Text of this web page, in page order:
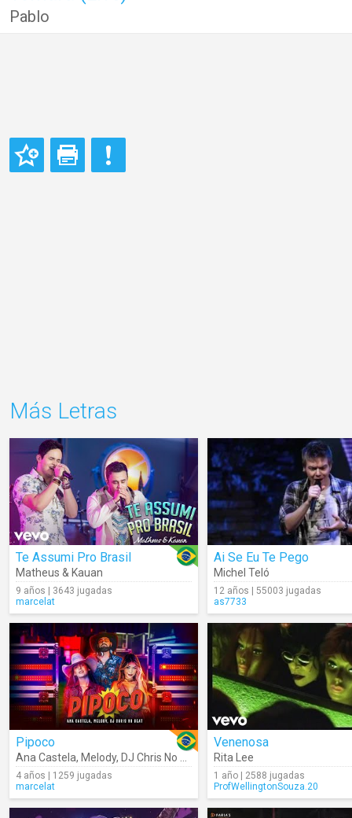
Pablo
Más Letras
Te Assumi Pro Brasil
Matheus & Kauan
9 años | 3643 jugadas
marcelat
Ai Se Eu Te Pego
Michel Teló
12 años | 55003 jugadas
as7733
Pipoco
Ana Castela, Melody, DJ Chris No Beat
4 años | 1259 jugadas
marcelat
Venenosa
Rita Lee
1 año | 2588 jugadas
ProfWellingtonSouza.20